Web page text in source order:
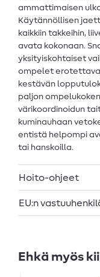
ammattimaisen
Käytännöllisen
kaikkiin takkeihin,
avata kokonaan.
yksityiskohtaiset
ompelet
kestävän
paljon
värikoordinoidun
kuminauhaan
entistä helpompi
tai hanskoilla.
Hoito-ohjeet
EU:n
Ehkä myös